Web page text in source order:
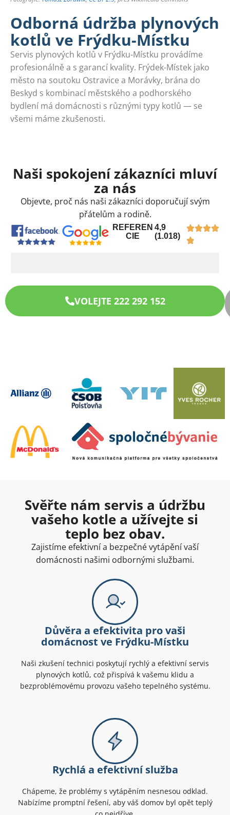
Odborná údržba plynových
kotlů ve Frýdku-Místku
Servis plynových kotlů v Frýdku-Místku provádíme
profesionálně a s garancí kvality. Frýdek-Místek jako
město na soutoku Ostravice a Morávky, brána do
Beskyd s kombinací městského a podhorského
bydlení má domácnosti s různými typy kotlů — se
všemi máme zkušenosti.
Naši spokojení zákazníci mluví
za nás
Objevte, proč nás naši zákazníci doporučují svým
přátelům a rodině.
REFEREN
CIE
4,9
(1.018)
VOLEJTE 222 292 152
Svěřte nám servis a údržbu
vašeho kotle a užívejte si
teplo bez obav.
Zajistíme efektivní a bezpečné vytápění vaší
domácnosti našimi odbornými službami.
Důvěra a efektivita pro vaši
domácnost ve Frýdku-Místku
Naši zkušení technici poskytují rychlý a efektivní servis
plynových kotlů, což přispívá k vašemu klidu a
bezproblémovému provozu vašeho tepelného systému.
Rychlá a efektivní služba
Chápeme, že problémy s vytápěním nesnesou odklad.
Nabízíme promptní řešení, aby váš domov byl opět teplý